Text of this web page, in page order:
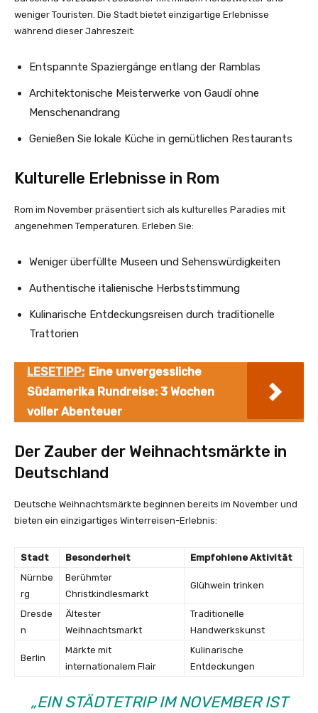
weniger Touristen. Die Stadt bietet einzigartige Erlebnisse
während dieser Jahreszeit:
Entspannte Spaziergänge entlang der Ramblas
Architektonische Meisterwerke von Gaudí ohne
Menschenandrang
Genießen Sie lokale Küche in gemütlichen Restaurants
Kulturelle Erlebnisse in Rom
Rom im November präsentiert sich als kulturelles Paradies mit
angenehmen Temperaturen. Erleben Sie:
Weniger überfüllte Museen und Sehenswürdigkeiten
Authentische italienische Herbststimmung
Kulinarische Entdeckungsreisen durch traditionelle
Trattorien
LESETIPP: Eine unvergessliche
Südamerika Rundreise: 3 Wochen
voller Abenteuer
Der Zauber der Weihnachtsmärkte in
Deutschland
Deutsche Weihnachtsmärkte beginnen bereits im November und
bieten ein einzigartiges Winterreisen-Erlebnis:
Stadt Besonderheit
Empfohlene Aktivität
Nürnbe
rg
Berühmter
Christkindlesmarkt
Glühwein trinken
Dresde
n
Ältester
Weihnachtsmarkt
Traditionelle
Handwerkskunst
Berlin
Märkte mit
internationalem Flair
Kulinarische
Entdeckungen
„EIN STÄDTETRIP IM NOVEMBER IST